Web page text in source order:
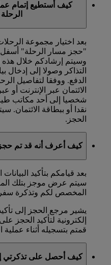
كيف أستطيع إتمام
بعد اختيار مجموعة
"حجز مسار الرحلة" أسفل
وسيتم إرشادكم خلال هذه
التذاكر وصولا إلى إدخال
الدفع. ووفقا لتفاصيل
الائتمان عبر الإنترنت أو
شخصيا إلى أحد مكاتب
نقدا أو ببطاقة الائتمان.
الحجز.
كيف أعرف أنه قد تم
بعد قيامكم بتأكيد
سيتم عرض موجز بتلك
المخصص لكم وتذكرة
يشير مرجع الحجز إلى
إلكترونية لتأكيد الحجز
قمتم بتسجيله أثناء
كيف أحصل على تذكرتي